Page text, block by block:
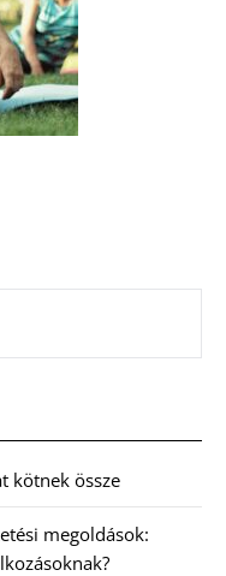
kötnek össze
megoldások: